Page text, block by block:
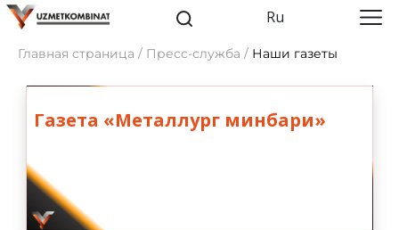
Ru
Главная страница / Пресс-служба / Наши газеты
Газета «Металлург минбари»